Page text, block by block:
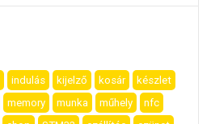
indulás kijelző kosár
készlet
memory munka műhely
nfc